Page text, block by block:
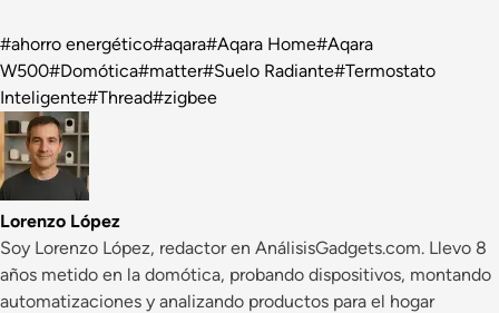
Etiquetas
de
la
entrada:
#ahorro energético#aqara#Aqara Home#Aqara
W500#Domótica#matter#Suelo Radiante#Termostato
Inteligente#Thread#zigbee
Lorenzo López
Soy Lorenzo López, redactor en AnálisisGadgets.com. Llevo 8
años metido en la domótica, probando dispositivos, montando
automatizaciones y analizando productos para el hogar